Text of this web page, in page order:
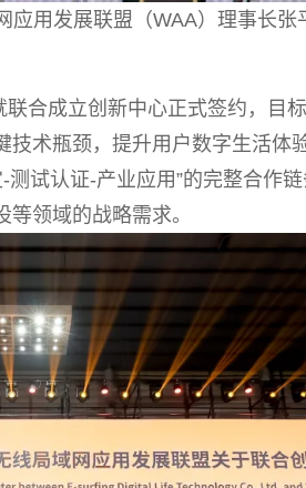
应用发展联盟（WAA）理事长张
合成立创新中心正式签约，目
术瓶颈，提升用户数字生活体
试认证-产业应用”的完整合作
领域的战略需求。